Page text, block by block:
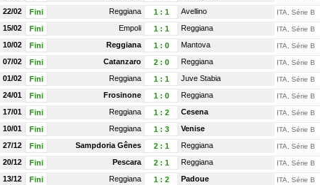
22/02 Fini Reggiana 1: 1 Avellino ITA, Série B
15/02 Fini Empoli 1: 1 Reggiana ITA, Série B
10/02 Fini Reggiana 1: 0 Mantova ITA, Série B
07/02 Fini Catanzaro 2: 0 Reggiana ITA, Série B
01/02 Fini Reggiana 1: 1 Juve Stabia ITA, Série B
24/01 Fini Frosinone 1: 0 Reggiana ITA, Série B
17/01 Fini Reggiana 1: 2 Cesena ITA, Série B
10/01 Fini Reggiana 1: 3 Venise ITA, Série B
27/12 Fini Sampdoria Gênes 2: 1 Reggiana ITA, Série B
20/12 Fini Pescara 2: 1 Reggiana ITA, Série B
13/12 Fini Reggiana 1: 2 Padoue ITA, Série B